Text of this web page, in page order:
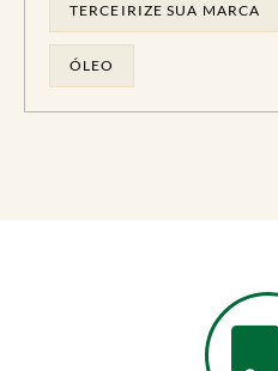
TERCEIRIZE SUA MARCA
ÓLEO